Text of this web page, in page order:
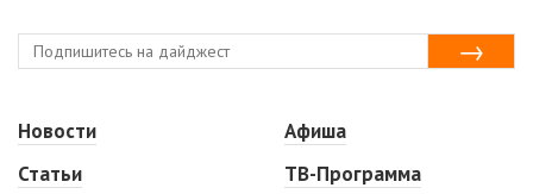
Новости
Статьи
Афиша
ТВ-Программа